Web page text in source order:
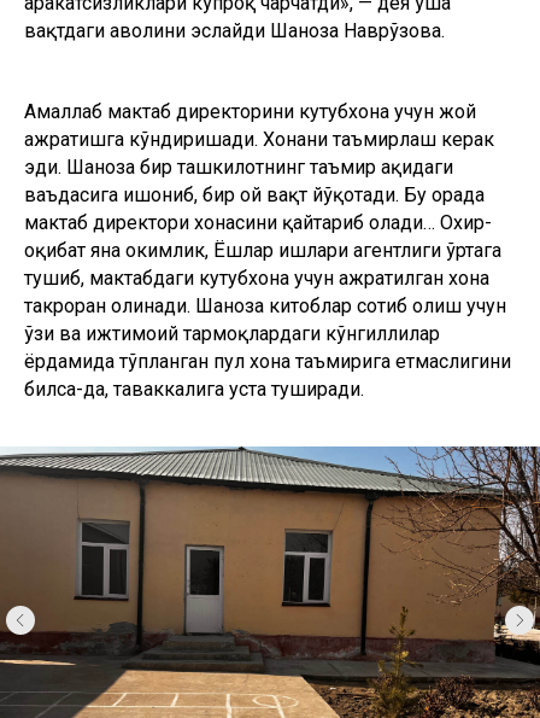
вақтдаги аҳволини эслайди Шаҳноза Наврўзова.
Амаллаб мактаб директорини кутубхона учун жой
ажратишга кўндиришади. Хонани таъмирлаш керак
эди. Шаҳноза бир ташкилотнинг таъмир ҳақидаги
ваъдасига ишониб, бир ой вақт йўқотади. Бу орада
мактаб директори хонасини қайтариб олади… Охир-
оқибат яна ҳокимлик, Ёшлар ишлари агентлиги ўртага
тушиб, мактабдаги кутубхона учун ажратилган хона
такроран олинади. Шаҳноза китоблар сотиб олиш учун
ўзи ва ижтимоий тармоқлардаги кўнгиллилар
ёрдамида тўпланган пул хона таъмирига етмаслигини
билса-да, таваккалига уста туширади.